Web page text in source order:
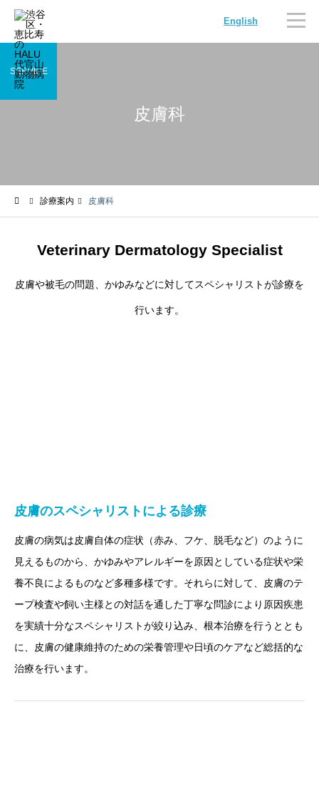
English
腫瘍科 脳神経科
皮膚科
SERVICE
診療案内 皮膚科
Veterinary Dermatology Specialist
皮膚や被毛の問題、かゆみなどに対してスペシャリストが診療を
行います。
皮膚のスペシャリストによる診療
皮膚の病気は皮膚自体の症状（赤み、フケ、脱毛など）のように
見えるものから、かゆみやアレルギーを原因としている症状や栄
養不良によるものなど多種多様です。それらに対して、皮膚のテ
ープ検査や飼い主様との対話を通した丁寧な問診により原因疾患
を実績十分なスペシャリストが絞り込み、根本治療を行うととも
に、皮膚の健康維持のための栄養管理や日頃のケアなど総括的な
治療を行います。